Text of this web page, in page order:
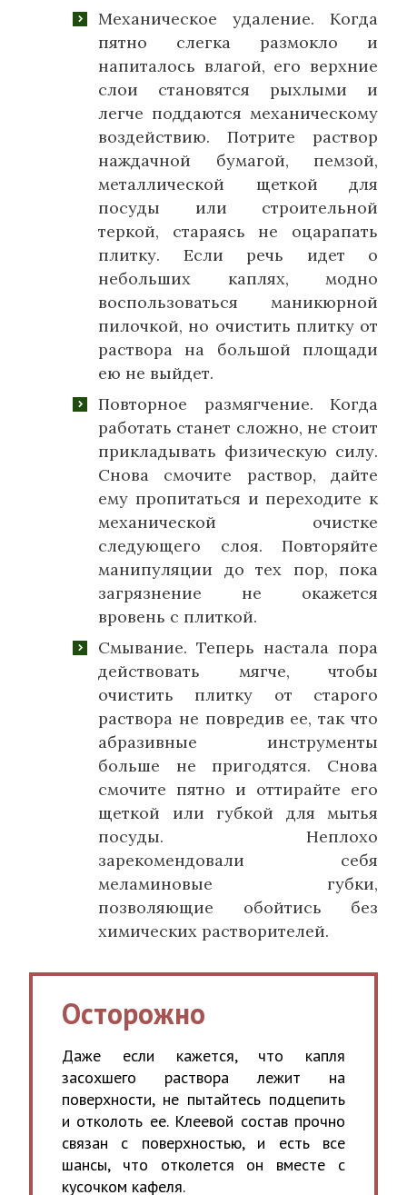
Механическое удаление. Когда
пятно слегка размокло и
напиталось влагой, его верхние
слои становятся рыхлыми и
легче поддаются механическому
воздействию. Потрите раствор
наждачной бумагой, пемзой,
металлической щеткой для
посуды или строительной
теркой, стараясь не оцарапать
плитку. Если речь идет о
небольших каплях, модно
воспользоваться маникюрной
пилочкой, но очистить плитку от
раствора на большой площади
ею не выйдет.
Повторное размягчение. Когда
работать станет сложно, не стоит
прикладывать физическую силу.
Снова смочите раствор, дайте
ему пропитаться и переходите к
механической очистке
следующего слоя. Повторяйте
манипуляции до тех пор, пока
загрязнение не окажется
вровень с плиткой.
Смывание. Теперь настала пора
действовать мягче, чтобы
очистить плитку от старого
раствора не повредив ее, так что
абразивные инструменты
больше не пригодятся. Снова
смочите пятно и оттирайте его
щеткой или губкой для мытья
посуды. Неплохо
зарекомендовали себя
меламиновые губки,
позволяющие обойтись без
химических растворителей.
Осторожно
Даже если кажется, что капля
засохшего раствора лежит на
поверхности, не пытайтесь подцепить
и отколоть ее. Клеевой состав прочно
связан с поверхностью, и есть все
шансы, что отколется он вместе с
кусочком кафеля.